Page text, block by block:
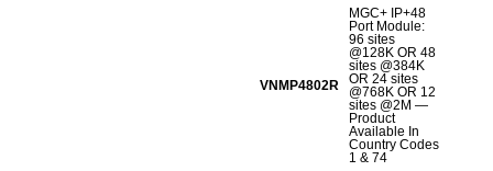
VNMP4802R
MGC+ IP+48
Port Module:
96 sites
@128K OR 48
sites @384K
OR 24 sites
@768K OR 12
sites @2M —
Product
Available In
Country Codes
1 & 74